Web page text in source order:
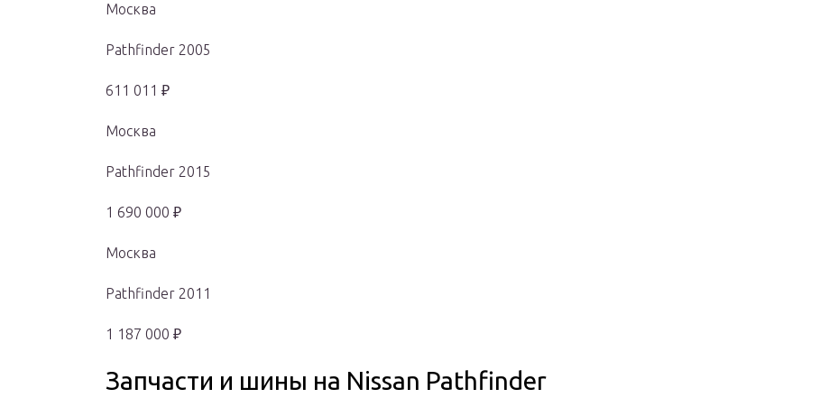
Москва
Pathfinder 2005
611 011 ₽
Москва
Pathfinder 2015
1 690 000 ₽
Москва
Pathfinder 2011
1 187 000 ₽
Запчасти и шины на Nissan Pathfinder